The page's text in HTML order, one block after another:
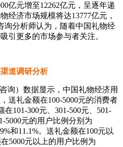
亿元增至12262亿元，呈逐年递
经济市场规模将达13777亿元，
询分析师认为，随着中国礼物经
引更多的市场参与者关注。
道调研分析
询）数据显示，中国礼物经济用
送礼金额在100-5000元的消费者
101-300元、301-500元、501-
5000元的用户比例分别为
和11.1%。送礼金额在100元以
5000元以上的用户比例为